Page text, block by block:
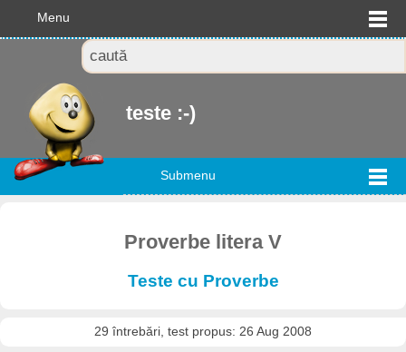
Menu
teste :-)
Submenu
Proverbe litera V
Teste cu Proverbe
29 întrebări, test propus: 26 Aug 2008